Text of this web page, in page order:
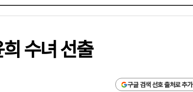
수녀 선출
구글 검색 선호 출처로 추가